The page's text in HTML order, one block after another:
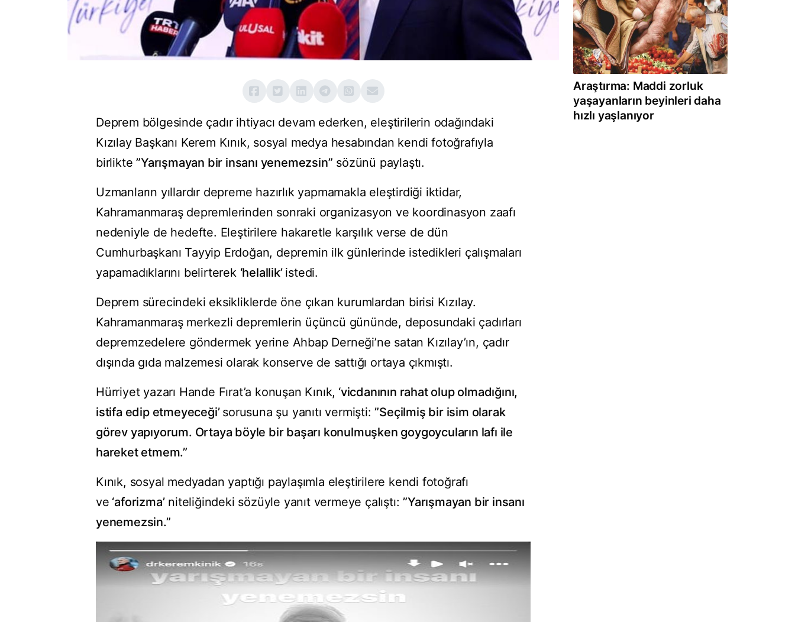
Deprem bölgesinde çadır ihtiyacı devam ederken, eleştirilerin odağındaki
Kızılay Başkanı Kerem Kınık, sosyal medya hesabından kendi fotoğrafıyla
birlikte”Yarışmayan bir insanı yenemezsin” sözünü paylaştı.
Uzmanların yıllardır depreme hazırlık yapmamakla eleştirdiği iktidar,
Kahramanmaraş depremlerinden sonraki organizasyon ve koordinasyon zaafı
nedeniyle de hedefte. Eleştirilere hakaretle karşılık verse de dün
Cumhurbaşkanı Tayyip Erdoğan, depremin ilk günlerinde istedikleri çalışmaları
yapamadıklarını belirterek ‘helallik’ istedi.
Deprem sürecindeki eksikliklerde öne çıkan kurumlardan birisi Kızılay.
Kahramanmaraş merkezli depremlerin üçüncü gününde, deposundaki çadırları
depremzedelere göndermek yerine Ahbap Derneği’ne satan Kızılay’ın, çadır
dışında gıda malzemesi olarak konserve de sattığı ortaya çıkmıştı.
Hürriyet yazarı Hande Fırat’a konuşan Kınık, ‘vicdanının rahat olup olmadığını,
istifa edip etmeyeceği’ sorusuna şu yanıtı vermişti:”Seçilmiş bir isim olarak
görev yapıyorum. Ortaya böyle bir başarı konulmuşken goygoycuların lafı ile
hareket etmem.”
Kınık, sosyal medyadan yaptığı paylaşımla eleştirilere kendi fotoğrafı
ve ‘aforizma’niteliğindeki sözüyle yanıt vermeye çalıştı:”Yarışmayan bir insanı
yenemezsin.”
Araştırma: Maddi zorluk
yaşayanların beyinleri daha
hızlı yaşlanıyor